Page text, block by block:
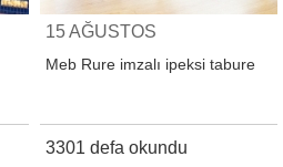
15 AĞUSTOS
Meb Rure imzalı ipeksi tabure
3301 defa okundu